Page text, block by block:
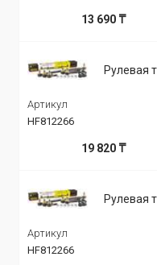
13 690 ₸
Рулевая
Артикул
HF812266
19 820 ₸
Рулевая
Артикул
HF812266